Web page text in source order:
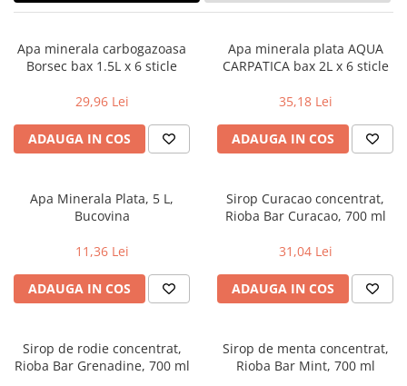
Maturi, mopuri si galeti
Produse curatare casa si exterior
Solutii dezinfectante
Servetele umede antibacteriene
suprafete
Solutie curatat podele
Solutie curatat geamuri
Insecticide & capcane
Masini curatat pardoseli
Geluri si deodorante igiena intima
Scutece adulti
Solare
Produse autobronzante
Produse cu protectie solara
Igiena dentara
Produse manichiura & pedichiura
Dizolvante si tratamente pentru
unghii
Machiaj
Produse dezinfectante
Alcool sanitar
Apa minerala carbogazoasa
Borsec bax 1.5L x 6 sticle
29,96 Lei
ADAUGA IN COS
Apa minerala plata AQUA
CARPATICA bax 2L x 6 sticle
35,18 Lei
ADAUGA IN COS
Apa Minerala Plata, 5 L,
Bucovina
11,36 Lei
ADAUGA IN COS
Sirop Curacao concentrat,
Rioba Bar Curacao, 700 ml
31,04 Lei
ADAUGA IN COS
Sirop de rodie concentrat,
Rioba Bar Grenadine, 700 ml
Sirop de menta concentrat,
Rioba Bar Mint, 700 ml